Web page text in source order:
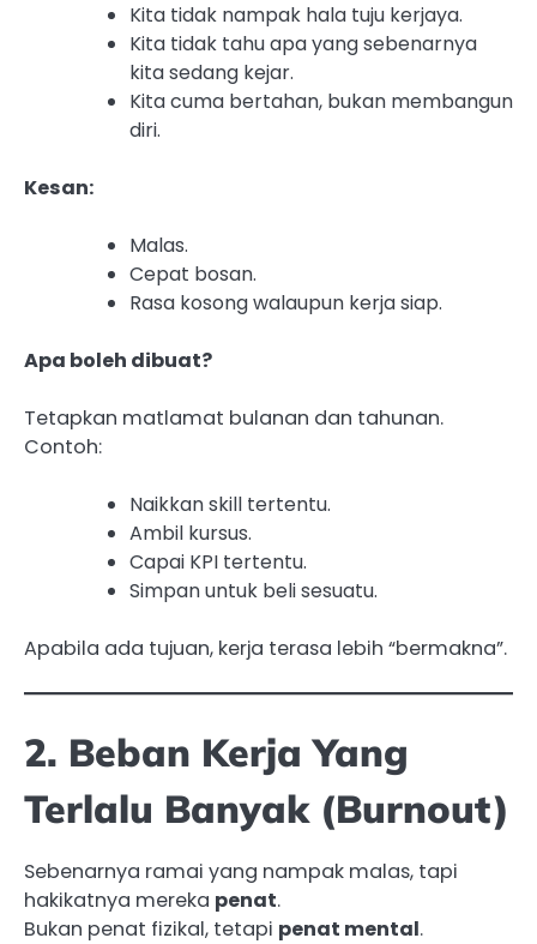
Kita tidak nampak hala tuju kerjaya.
Kita tidak tahu apa yang sebenarnya
kita sedang kejar.
Kita cuma bertahan, bukan membangun
diri.
Kesan:
Malas.
Cepat bosan.
Rasa kosong walaupun kerja siap.
Apa boleh dibuat?
Tetapkan matlamat bulanan dan tahunan.
Contoh:
Naikkan skill tertentu.
Ambil kursus.
Capai KPI tertentu.
Simpan untuk beli sesuatu.
Apabila ada tujuan, kerja terasa lebih “bermakna”.
2. Beban Kerja Yang
Terlalu Banyak (Burnout)
Sebenarnya ramai yang nampak malas, tapi
hakikatnya mereka penat.
Bukan penat fizikal, tetapi penat mental.